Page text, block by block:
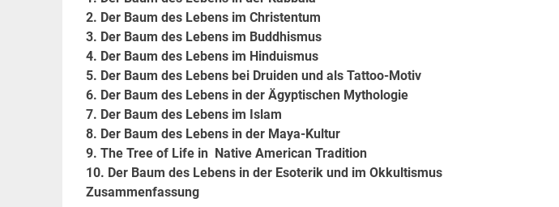
2. Der Baum des Lebens im Christentum
3. Der Baum des Lebens im Buddhismus
4. Der Baum des Lebens im Hinduismus
5. Der Baum des Lebens bei Druiden und als Tattoo-Motiv
6. Der Baum des Lebens in der Ägyptischen Mythologie
7. Der Baum des Lebens im Islam
8. Der Baum des Lebens in der Maya-Kultur
9. The Tree of Life in Native American Tradition
10. Der Baum des Lebens in der Esoterik und im Okkultismus
Zusammenfassung